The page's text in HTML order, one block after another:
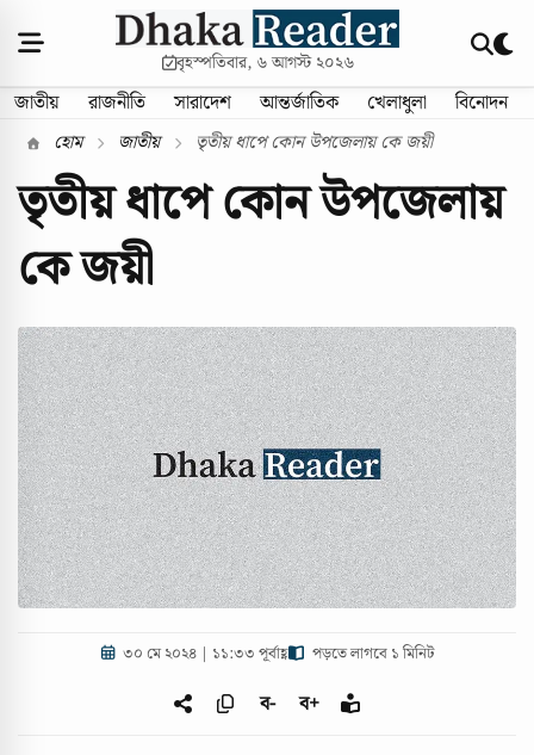
বৃহস্পতিবার, ৬ আগস্ট ২০২৬
জাতীয় রাজনীতি সারাদেশ আন্তর্জাতিক খেলাধুলা বিনোদন
হোম জাতীয় তৃতীয় ধাপে কোন উপজেলায় কে জয়ী
তৃতীয় ধাপে কোন উপজেলায়
কে জয়ী
৩০ মে ২০২৪ | ১১:৩৩ পূর্বাহ্ণ পড়তে লাগবে ১ মিনিট
ব- ব+